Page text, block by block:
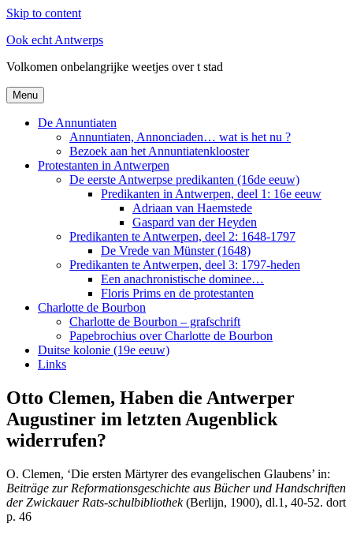
Skip to content
Ook echt Antwerps
Volkomen onbelangrijke weetjes over t stad
Menu
De Annuntiaten
Annuntiaten, Annonciaden… wat is het nu ?
Bezoek aan het Annuntiatenklooster
Protestanten in Antwerpen
De eerste Antwerpse predikanten (16de eeuw)
Predikanten in Antwerpen, deel 1: 16e eeuw
Adriaan van Haemstede
Gaspard van der Heyden
Predikanten te Antwerpen, deel 2: 1648-1797
De Vrede van Münster (1648)
Predikanten te Antwerpen, deel 3: 1797-heden
Een anachronistische dominee…
Floris Prims en de protestanten
Charlotte de Bourbon
Charlotte de Bourbon – grafschrift
Papebrochius over Charlotte de Bourbon
Duitse kolonie (19e eeuw)
Links
Otto Clemen, Haben die Antwerper
Augustiner im letzten Augenblick
widerrufen?
O. Clemen, ‘Die ersten Märtyrer des evangelischen Glaubens’ in:
Beiträge zur Reformationsgeschichte aus Bücher und Handschriften
der Zwickauer Rats-schulbibliothek(Berlijn, 1900), dl.1, 40-52. dort
p. 46